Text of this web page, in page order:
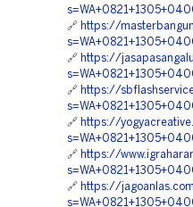
🔗 https://
🔗 https://
🔗 https://
🔗 https://
🔗 https://
🔗 https://